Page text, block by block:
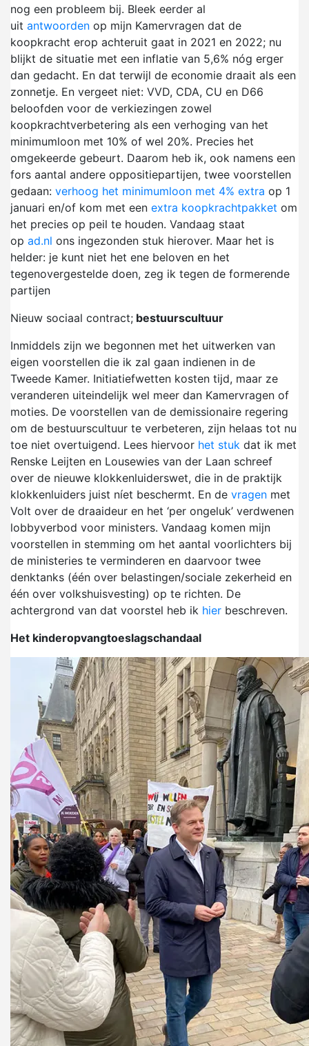
nog een probleem bij. Bleek eerder al
uit antwoorden op mijn Kamervragen dat de
koopkracht erop achteruit gaat in 2021 en 2022; nu
blijkt de situatie met een inflatie van 5,6% nóg erger
dan gedacht. En dat terwijl de economie draait als een
zonnetje. En vergeet niet: VVD, CDA, CU en D66
beloofden voor de verkiezingen zowel
koopkrachtverbetering als een verhoging van het
minimumloon met 10% of wel 20%. Precies het
omgekeerde gebeurt. Daarom heb ik, ook namens een
fors aantal andere oppositiepartijen, twee voorstellen
gedaan: verhoog het minimumloon met 4% extra op 1
januari en/of kom met een extra koopkrachtpakket om
het precies op peil te houden. Vandaag staat
op ad.nl ons ingezonden stuk hierover. Maar het is
helder: je kunt niet het ene beloven en het
tegenovergestelde doen, zeg ik tegen de formerende
partijen
Nieuw sociaal contract; bestuurscultuur
Inmiddels zijn we begonnen met het uitwerken van
eigen voorstellen die ik zal gaan indienen in de
Tweede Kamer. Initiatiefwetten kosten tijd, maar ze
veranderen uiteindelijk wel meer dan Kamervragen of
moties. De voorstellen van de demissionaire regering
om de bestuurscultuur te verbeteren, zijn helaas tot nu
toe niet overtuigend. Lees hiervoor het stuk dat ik met
Renske Leijten en Lousewies van der Laan schreef
over de nieuwe klokkenluiderswet, die in de praktijk
klokkenluiders juist níet beschermt. En de vragen met
Volt over de draaideur en het ‘per ongeluk’ verdwenen
lobbyverbod voor ministers. Vandaag komen mijn
voorstellen in stemming om het aantal voorlichters bij
de ministeries te verminderen en daarvoor twee
denktanks (één over belastingen/sociale zekerheid en
één over volkshuisvesting) op te richten. De
achtergrond van dat voorstel heb ik hier beschreven.
Het kinderopvangtoeslagschandaal